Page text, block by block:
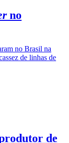
no
no Brasil na
de linhas de
de